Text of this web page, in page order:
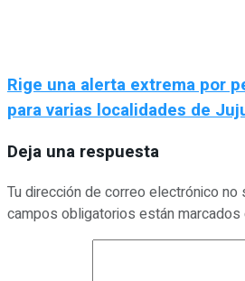
Rige una alerta extrema por
para varias localidades de
Deja una respuesta
Tu dirección de correo electrónico no
campos obligatorios están marcados